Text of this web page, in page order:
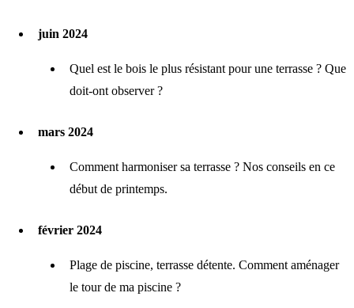
juin 2024
Quel est le bois le plus résistant pour une terrasse ? Que
doit-ont observer ?
mars 2024
Comment harmoniser sa terrasse ? Nos conseils en ce
début de printemps.
février 2024
Plage de piscine, terrasse détente. Comment aménager
le tour de ma piscine ?